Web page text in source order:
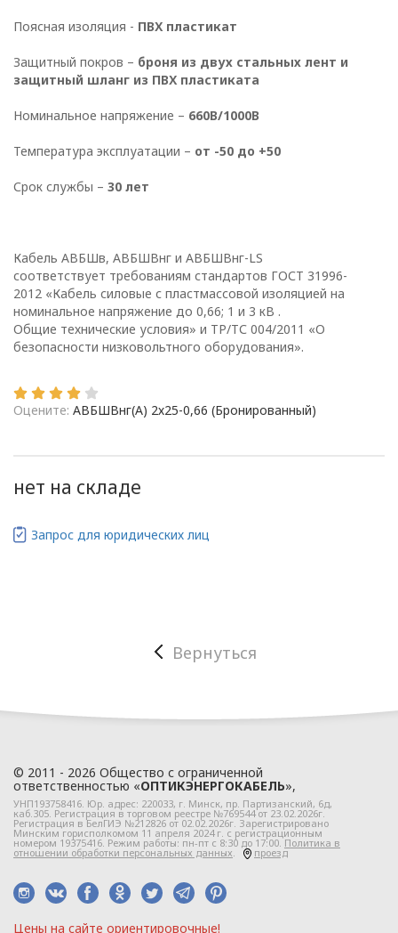
Поясная изоляция - ПВХ пластикат
Защитный покров – броня из двух стальных лент и
защитный шланг из ПВХ пластиката
Номинальное напряжение – 660В/1000В
Температура эксплуатации – от -50 до +50
Срок службы – 30 лет
Кабель АВБШв, АВБШВнг и АВБШВнг-LS
соответствует требованиям стандартов ГОСТ 31996-
2012 «Кабель силовые с пластмассовой изоляцией на
номинальное напряжение до 0,66; 1 и 3 кВ .
Общие технические условия» и ТР/ТС 004/2011 «О
безопасности низковольтного оборудования».
Оцените: АВБШВнг(А) 2х25-0,66 (Бронированный)
нет на складе
Запрос для юридических лиц
Вернуться
© 2011 - 2026 Общество с ограниченной
ответственностью «ОПТИКЭНЕРГОКАБЕЛЬ»,
УНП193758416. Юр. адрес: 220033, г. Минск, пр. Партизанский, 6д,
каб.305. Регистрация в торговом реестре №769544 от 23.02.2026г.
Регистрация в БелГИЭ №212826 от 02.02.2026г. Зарегистрировано
Минским горисполкомом 11 апреля 2024 г. с регистрационным
номером 19375416. Режим работы: пн-пт с 8:30 до 17:00.Политика в
отношении обработки персональных данных. проезд
Цeны нa caйтe opиeнтиpoвoчные!
УТВЕРЖДАЮ
Директор ООО
«ОПТИКЭНЕРГОКАБЕЛЬ»
г. Минск
Глава 1
положения
1.1. Настоящая политика в
отношении обработки
в ООО
«ОПТИКЭНЕРГОКАБЕЛЬ»
цели, принципы, способы,
персональных данных,
требования к защите
1.2. Политика в
Республики Беларусь,
регулирующего
область защиты
персональных данных.
1.3. Локальные правовые
акты по вопросам
обработки и